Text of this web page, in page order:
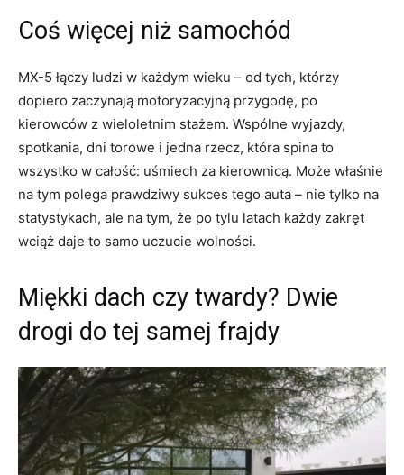
Coś więcej niż samochód
MX-5 łączy ludzi w każdym wieku – od tych, którzy
dopiero zaczynają motoryzacyjną przygodę, po
kierowców z wieloletnim stażem. Wspólne wyjazdy,
spotkania, dni torowe i jedna rzecz, która spina to
wszystko w całość: uśmiech za kierownicą. Może właśnie
na tym polega prawdziwy sukces tego auta – nie tylko na
statystykach, ale na tym, że po tylu latach każdy zakręt
wciąż daje to samo uczucie wolności.
Miękki dach czy twardy? Dwie
drogi do tej samej frajdy